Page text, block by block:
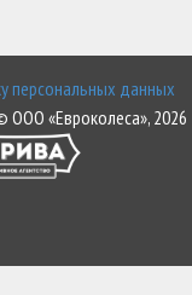
персональных данных
«Евроколеса», 2026